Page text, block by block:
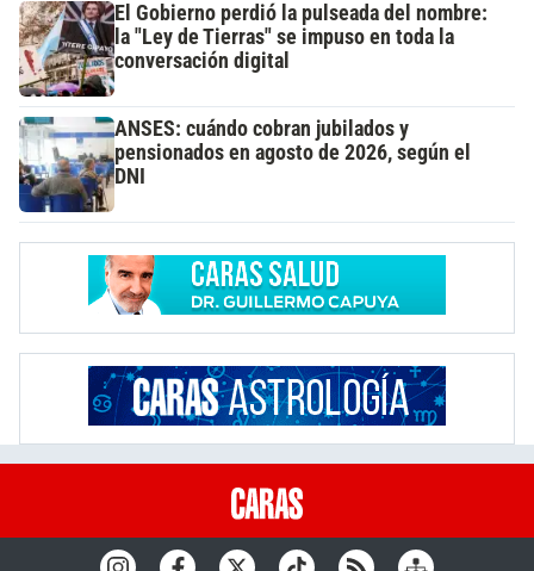
El Gobierno perdió la pulseada del nombre:
la "Ley de Tierras" se impuso en toda la
conversación digital
ANSES: cuándo cobran jubilados y
pensionados en agosto de 2026, según el
DNI